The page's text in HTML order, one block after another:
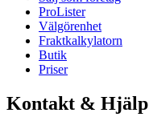
ProLister
Välgörenhet
Fraktkalkylatorn
Butik
Priser
Kontakt & Hjälp